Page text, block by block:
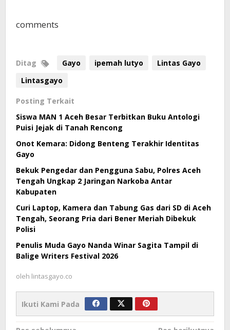
comments
Ditag Gayo ipemah lutyo
Lintas Gayo
Lintasgayo
Posting Terkait
Siswa MAN 1 Aceh Besar Terbitkan Buku Antologi
Puisi Jejak di Tanah Rencong
Onot Kemara: Didong Benteng Terakhir Identitas
Gayo
Bekuk Pengedar dan Pengguna Sabu, Polres Aceh
Tengah Ungkap 2 Jaringan Narkoba Antar
Kabupaten
Curi Laptop, Kamera dan Tabung Gas dari SD di Aceh
Tengah, Seorang Pria dari Bener Meriah Dibekuk
Polisi
Penulis Muda Gayo Nanda Winar Sagita Tampil di
Balige Writers Festival 2026
oleh lintasgayo.co
Ikuti Kami Pada